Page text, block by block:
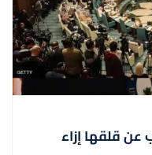
عن قلقها إزاء